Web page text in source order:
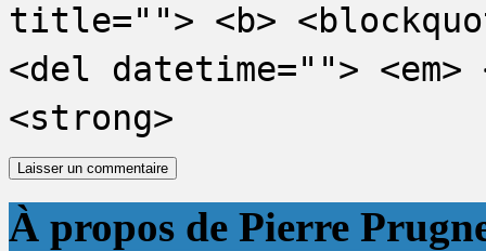
title=""> <b>
<del datetime="">
<strong>
À propos de Pierre